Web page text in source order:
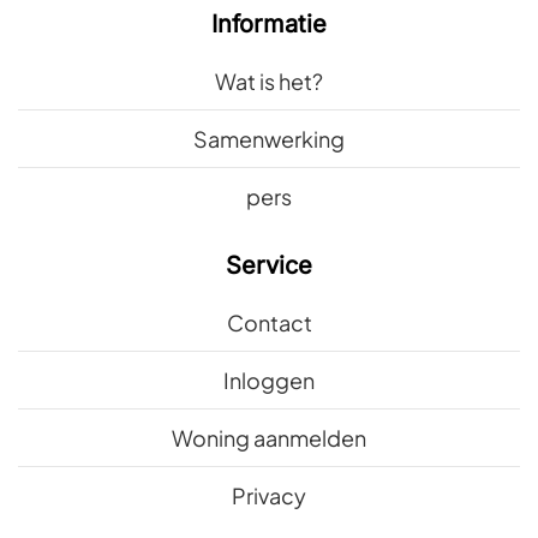
Informatie
Wat is het?
Samenwerking
pers
Service
Contact
Inloggen
Woning aanmelden
Privacy